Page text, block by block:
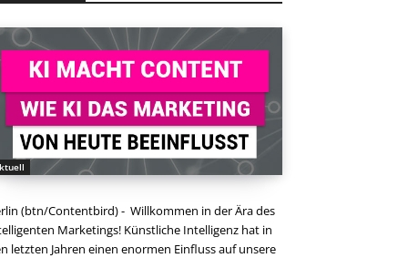
(btn/Contentbird) - Willkommen in der Ära des
Marketings! Künstliche Intelligenz hat in
letzten Jahren einen enormen Einfluss auf unsere